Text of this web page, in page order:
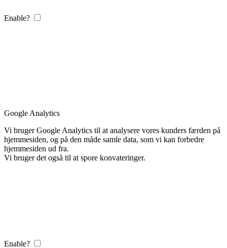
Enable?
Google Analytics
Vi bruger Google Analytics til at analysere vores kunders færden på
hjemmesiden, og på den måde samle data, som vi kan forbedre
hjemmesiden ud fra.
Vi bruger det også til at spore konvateringer.
Enable?